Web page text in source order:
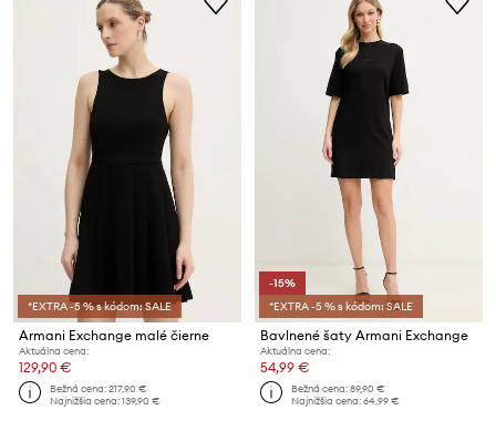
*EXTRA -5 % s kódom: SALE
Armani Exchange malé čierne
Aktuálna cena:
129,90 €
Bežná cena:217,90 €
Najnižšia cena:139,90 €
-15%
*EXTRA -5 % s kódom: SALE
Bavlnené šaty Armani Exchange
Aktuálna cena:
54,99 €
Bežná cena:89,90 €
Najnižšia cena:64,99 €